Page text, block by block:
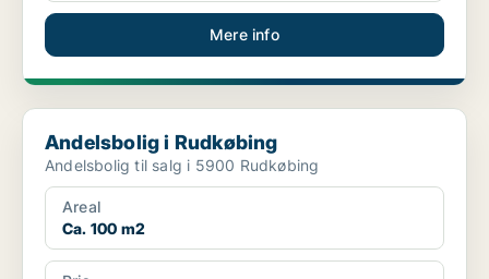
Mere info
Andelsbolig i Rudkøbing
Andelsbolig i Rudkøbing
Andelsbolig til salg i 5900 Rudkøbing
Areal
Ca. 100 m2